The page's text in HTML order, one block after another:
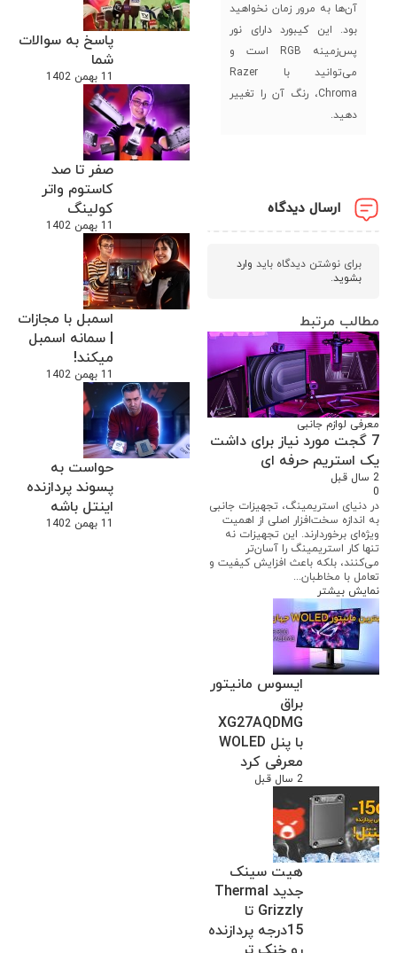
پاسخ به سوالات
شما
11 بهمن 1402
صفر تا صد
کاستوم واتر
کولینگ
11 بهمن 1402
اسمبل با مجازات
| سمانه اسمبل
میکند!
11 بهمن 1402
حواست به
پسوند پردازنده
اینتل باشه
11 بهمن 1402
آن‌ها به مرور زمان نخواهید
بود. این کیبورد دارای نور
پس‌زمینه RGB است و
می‌توانید با Razer
Chroma، رنگ آن را تغییر
دهید.
ارسال دیدگاه
برای نوشتن دیدگاه باید وارد
بشوید.
مطالب مرتبط
معرفی لوازم جانبی
7 گجت مورد نیاز برای داشت
یک استریم حرفه ای
2 سال قبل
0
در دنیای استریمینگ، تجهیزات جانبی
به اندازه سخت‌افزار اصلی از اهمیت
ویژه‌ای برخوردارند. این تجهیزات نه
تنها کار استریمینگ را آسان‌تر
می‌کنند، بلکه باعث افزایش کیفیت و
تعامل با مخاطبان...
نمایش بیشتر
ایسوس مانیتور
براق
XG27AQDMG
با پنل WOLED
معرفی کرد
2 سال قبل
هیت سینک
جدید Thermal
Grizzly تا
15درجه پردازنده